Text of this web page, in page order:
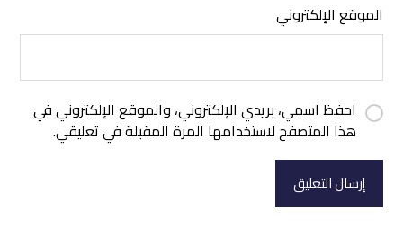
الموقع الإلكتروني
احفظ اسمي، بريدي الإلكتروني، والموقع الإلكتروني في
هذا المتصفح لاستخدامها المرة المقبلة في تعليقي.
إرسال التعليق